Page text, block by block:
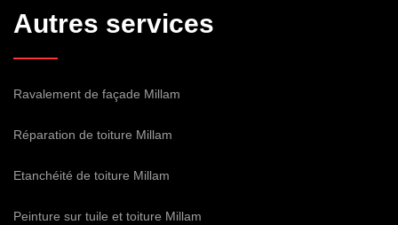
Autres services
Ravalement de façade Millam
Réparation de toiture Millam
Etanchéité de toiture Millam
Peinture sur tuile et toiture Millam